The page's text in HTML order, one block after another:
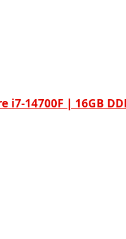
i7-14700F | 16GB